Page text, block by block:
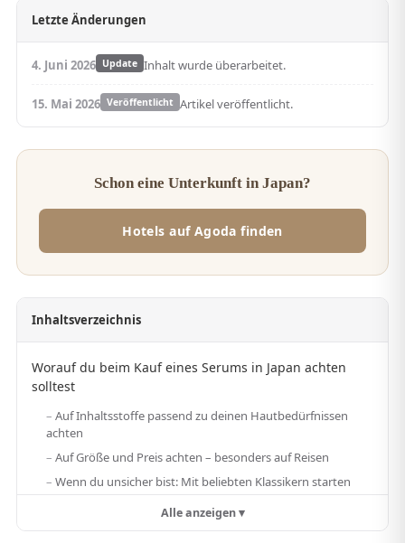
Letzte Änderungen
4. Juni 2026 Update Inhalt wurde überarbeitet.
15. Mai 2026 Veröffentlicht Artikel veröffentlicht.
Schon eine Unterkunft in Japan?
Hotels auf Agoda finden
Inhaltsverzeichnis
Worauf du beim Kauf eines Serums in Japan achten
solltest
Auf Inhaltsstoffe passend zu deinen Hautbedürfnissen
achten
Auf Größe und Preis achten – besonders auf Reisen
Wenn du unsicher bist: Mit beliebten Klassikern starten
Alle anzeigen ▾